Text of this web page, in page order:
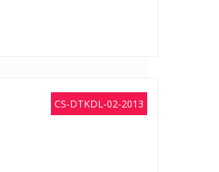
CS-DTKDL-02-2013